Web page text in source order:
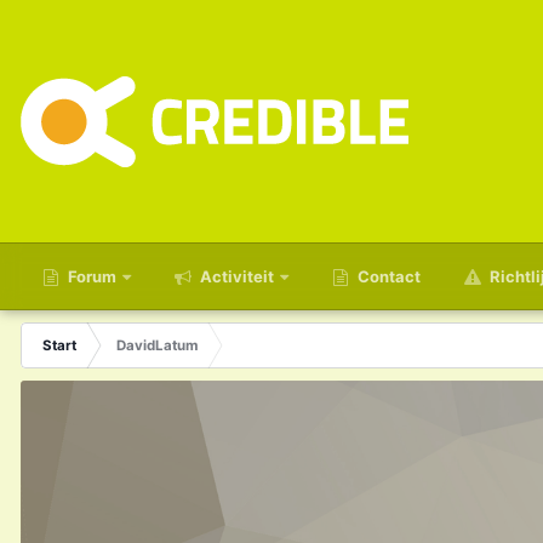
Forum Activiteit Contact
Start DavidLatum